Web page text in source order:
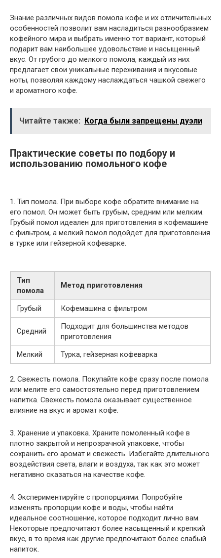
Знание различных видов помола кофе и их отличительных
особенностей позволит вам насладиться разнообразием
кофейного мира и выбрать именно тот вариант, который
подарит вам наибольшее удовольствие и насыщенный
вкус. От грубого до мелкого помола, каждый из них
предлагает свои уникальные переживания и вкусовые
ноты, позволяя каждому наслаждаться чашкой свежего
и ароматного кофе.
Читайте также: Когда были запрещены дуэли
Практические советы по подбору и
использованию помольного кофе
1. Тип помола. При выборе кофе обратите внимание на
его помол. Он может быть грубым, средним или мелким.
Грубый помол идеален для приготовления в кофемашине
с фильтром, а мелкий помол подойдет для приготовления
в турке или гейзерной кофеварке.
Тип
помола
Метод приготовления
Грубый Кофемашина с фильтром
Средний
Подходит для большинства методов
приготовления
Мелкий
Турка, гейзерная кофеварка
2. Свежесть помола. Покупайте кофе сразу после помола
или мелите его самостоятельно перед приготовлением
напитка. Свежесть помола оказывает существенное
влияние на вкус и аромат кофе.
3. Хранение и упаковка. Храните помоленный кофе в
плотно закрытой и непрозрачной упаковке, чтобы
сохранить его аромат и свежесть. Избегайте длительного
воздействия света, влаги и воздуха, так как это может
негативно сказаться на качестве кофе.
4. Экспериментируйте с пропорциями. Попробуйте
изменять пропорции кофе и воды, чтобы найти
идеальное соотношение, которое подходит лично вам.
Некоторые предпочитают более насыщенный и крепкий
вкус, в то время как другие предпочитают более слабый
напиток.